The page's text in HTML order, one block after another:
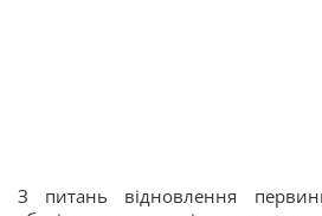
З питань відновлення